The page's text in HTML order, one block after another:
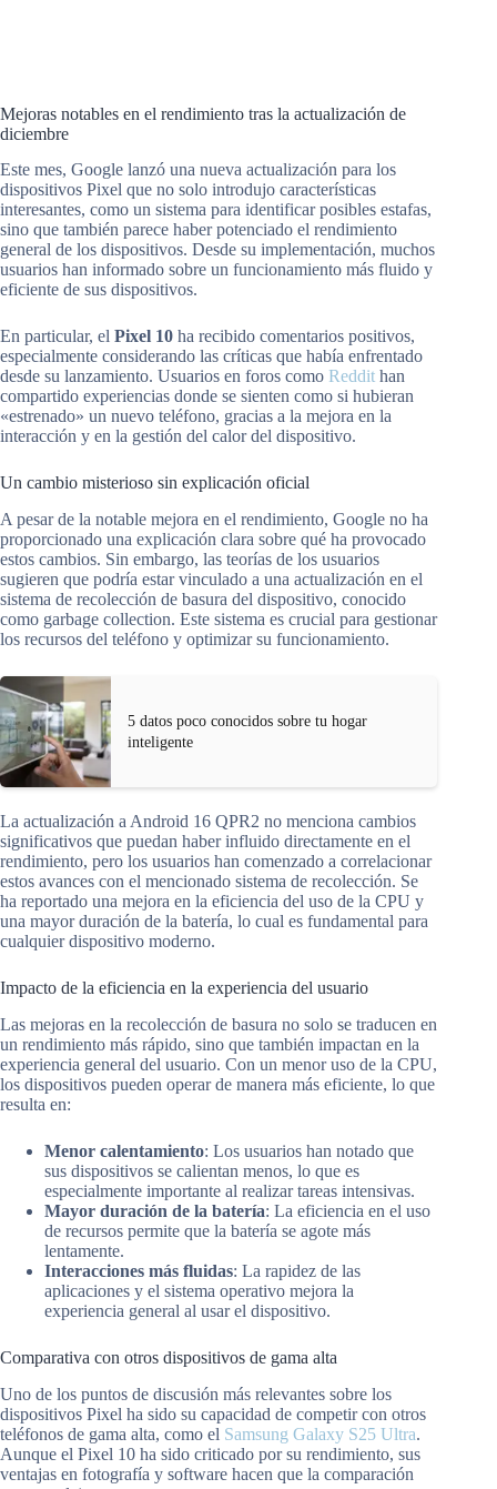
Mejoras notables en el rendimiento tras la actualización de
diciembre
Este mes, Google lanzó una nueva actualización para los
dispositivos Pixel que no solo introdujo características
interesantes, como un sistema para identificar posibles estafas,
sino que también parece haber potenciado el rendimiento
general de los dispositivos. Desde su implementación, muchos
usuarios han informado sobre un funcionamiento más fluido y
eficiente de sus dispositivos.
En particular, el Pixel 10 ha recibido comentarios positivos,
especialmente considerando las críticas que había enfrentado
desde su lanzamiento. Usuarios en foros como Reddit han
compartido experiencias donde se sienten como si hubieran
«estrenado» un nuevo teléfono, gracias a la mejora en la
interacción y en la gestión del calor del dispositivo.
Un cambio misterioso sin explicación oficial
A pesar de la notable mejora en el rendimiento, Google no ha
proporcionado una explicación clara sobre qué ha provocado
estos cambios. Sin embargo, las teorías de los usuarios
sugieren que podría estar vinculado a una actualización en el
sistema de recolección de basura del dispositivo, conocido
como garbage collection. Este sistema es crucial para gestionar
los recursos del teléfono y optimizar su funcionamiento.
5 datos poco conocidos sobre tu hogar
inteligente
La actualización a Android 16 QPR2 no menciona cambios
significativos que puedan haber influido directamente en el
rendimiento, pero los usuarios han comenzado a correlacionar
estos avances con el mencionado sistema de recolección. Se
ha reportado una mejora en la eficiencia del uso de la CPU y
una mayor duración de la batería, lo cual es fundamental para
cualquier dispositivo moderno.
Impacto de la eficiencia en la experiencia del usuario
Las mejoras en la recolección de basura no solo se traducen en
un rendimiento más rápido, sino que también impactan en la
experiencia general del usuario. Con un menor uso de la CPU,
los dispositivos pueden operar de manera más eficiente, lo que
resulta en:
Menor calentamiento: Los usuarios han notado que
sus dispositivos se calientan menos, lo que es
especialmente importante al realizar tareas intensivas.
Mayor duración de la batería: La eficiencia en el uso
de recursos permite que la batería se agote más
lentamente.
Interacciones más fluidas: La rapidez de las
aplicaciones y el sistema operativo mejora la
experiencia general al usar el dispositivo.
Comparativa con otros dispositivos de gama alta
Uno de los puntos de discusión más relevantes sobre los
dispositivos Pixel ha sido su capacidad de competir con otros
teléfonos de gama alta, como el Samsung Galaxy S25 Ultra.
Aunque el Pixel 10 ha sido criticado por su rendimiento, sus
ventajas en fotografía y software hacen que la comparación